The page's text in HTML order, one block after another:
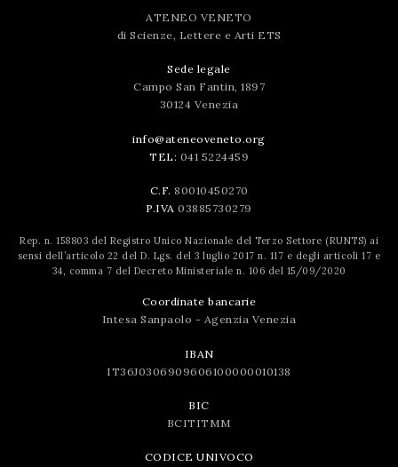
ATENEO VENETO
di Scienze, Lettere e Arti ETS
Sede legale
Campo San Fantin, 1897
30124 Venezia
info@ateneoveneto.org
TEL: 041 5224459
C.F. 80010450270
P.IVA 03885730279
Rep. n. 158803 del Registro Unico Nazionale del Terzo Settore (RUNTS) ai
sensi dell’articolo 22 del D. Lgs. del 3 luglio 2017 n. 117 e degli articoli 17 e
34, comma 7 del Decreto Ministeriale n. 106 del 15/09/2020
Coordinate bancarie
Intesa Sanpaolo - Agenzia Venezia
IBAN
IT36J0306909606100000010138
BIC
BCITITMM
CODICE UNIVOCO